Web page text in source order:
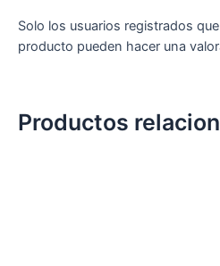
Solo los usuarios registrados
producto pueden hacer una
Productos